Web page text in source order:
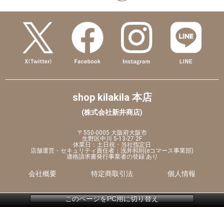
shop kilakila 本店
(株式会社新井商店)
〒550-0005 大阪府大阪市
生野区中川 5-13-27 2F
休業日：土日祝・当社指定日
店舗運営・セキュリティ責任者：浅井和則(eコマース事業部)
適格請求書発行事業者の登録:あり
会社概要 特定商取引法 個人情報
このページをPC用に切り替え